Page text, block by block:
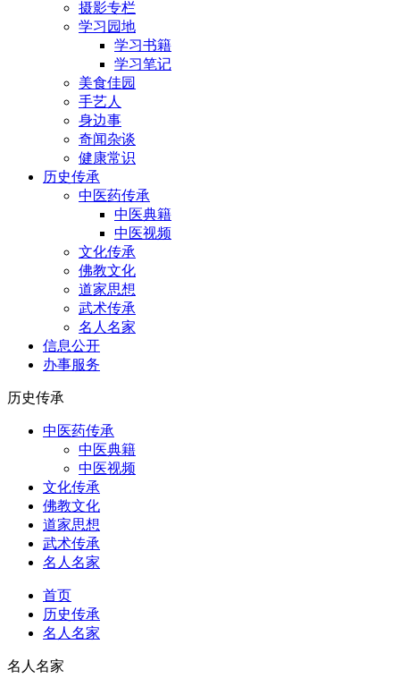
摄影专栏
学习园地
学习书籍
学习笔记
美食佳园
手艺人
身边事
奇闻杂谈
健康常识
历史传承
中医药传承
中医典籍
中医视频
文化传承
佛教文化
道家思想
武术传承
名人名家
信息公开
办事服务
历史传承
中医药传承
中医典籍
中医视频
文化传承
佛教文化
道家思想
武术传承
名人名家
首页
历史传承
名人名家
名人名家